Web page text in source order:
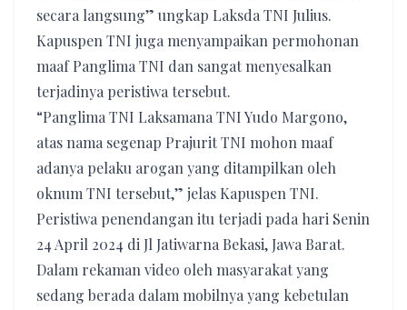
secara langsung” ungkap Laksda TNI Julius.
Kapuspen TNI juga menyampaikan permohonan
maaf Panglima TNI dan sangat menyesalkan
terjadinya peristiwa tersebut.
“Panglima TNI Laksamana TNI Yudo Margono,
atas nama segenap Prajurit TNI mohon maaf
adanya pelaku arogan yang ditampilkan oleh
oknum TNI tersebut,” jelas Kapuspen TNI.
Peristiwa penendangan itu terjadi pada hari Senin
24 April 2024 di Jl Jatiwarna Bekasi, Jawa Barat.
Dalam rekaman video oleh masyarakat yang
sedang berada dalam mobilnya yang kebetulan